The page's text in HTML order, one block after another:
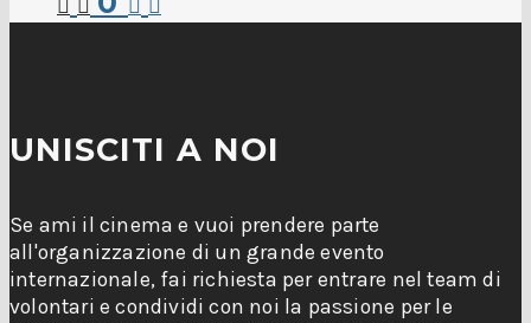
UNISCITI A NOI
Se ami il cinema e vuoi prendere parte
all'organizzazione di un grande evento
internazionale, fai richiesta per entrare nel team di
volontari e condividi con noi la passione per le